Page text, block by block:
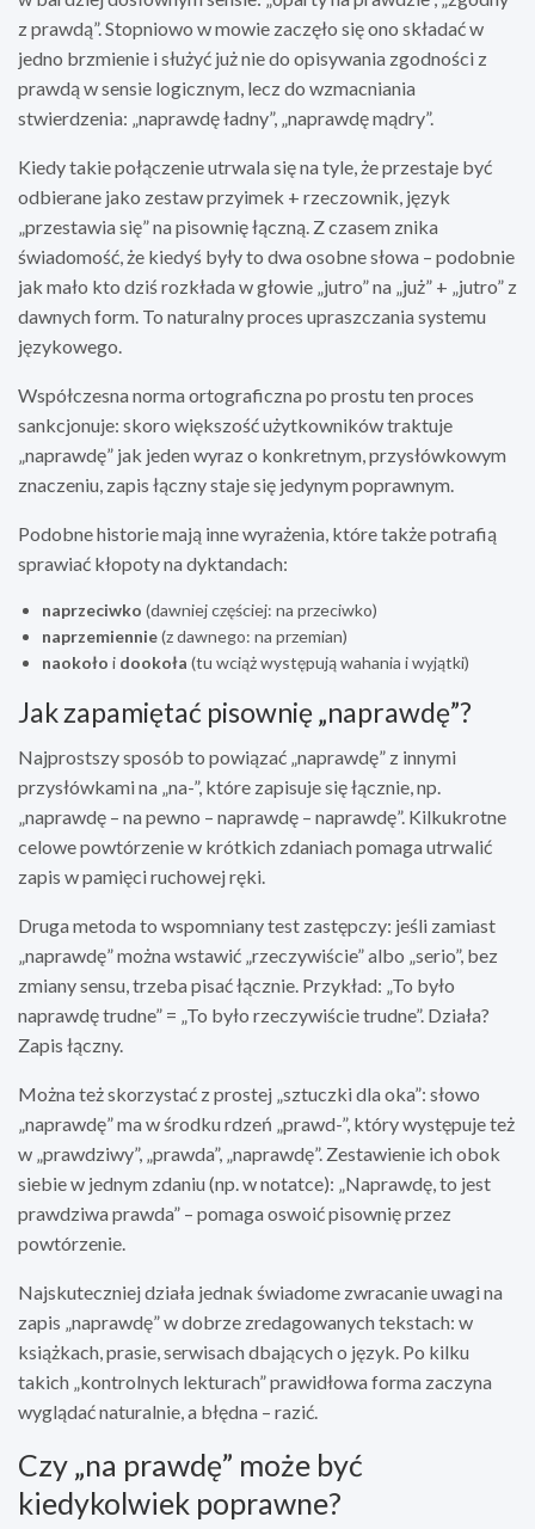
z prawdą”. Stopniowo w mowie zaczęło się ono składać w
jedno brzmienie i służyć już nie do opisywania zgodności z
prawdą w sensie logicznym, lecz do wzmacniania
stwierdzenia: „naprawdę ładny”, „naprawdę mądry”.
Kiedy takie połączenie utrwala się na tyle, że przestaje być
odbierane jako zestaw przyimek + rzeczownik, język
„przestawia się” na pisownię łączną. Z czasem znika
świadomość, że kiedyś były to dwa osobne słowa – podobnie
jak mało kto dziś rozkłada w głowie „jutro” na „już” + „jutro” z
dawnych form. To naturalny proces upraszczania systemu
językowego.
Współczesna norma ortograficzna po prostu ten proces
sankcjonuje: skoro większość użytkowników traktuje
„naprawdę” jak jeden wyraz o konkretnym, przysłówkowym
znaczeniu, zapis łączny staje się jedynym poprawnym.
Podobne historie mają inne wyrażenia, które także potrafią
sprawiać kłopoty na dyktandach:
naprzeciwko (dawniej częściej: na przeciwko)
naprzemiennie(z dawnego: na przemian)
naokoło i dookoła (tu wciąż występują wahania i wyjątki)
Jak zapamiętać pisownię „naprawdę”?
Najprostszy sposób to powiązać „naprawdę” z innymi
przysłówkami na „na-”, które zapisuje się łącznie, np.
„naprawdę – na pewno – naprawdę – naprawdę”. Kilkukrotne
celowe powtórzenie w krótkich zdaniach pomaga utrwalić
zapis w pamięci ruchowej ręki.
Druga metoda to wspomniany test zastępczy: jeśli zamiast
„naprawdę” można wstawić „rzeczywiście” albo „serio”, bez
zmiany sensu, trzeba pisać łącznie. Przykład: „To było
naprawdę trudne” = „To było rzeczywiście trudne”. Działa?
Zapis łączny.
Można też skorzystać z prostej „sztuczki dla oka”: słowo
„naprawdę” ma w środku rdzeń „prawd-”, który występuje też
w „prawdziwy”, „prawda”, „naprawdę”. Zestawienie ich obok
siebie w jednym zdaniu (np. w notatce): „Naprawdę, to jest
prawdziwa prawda” – pomaga oswoić pisownię przez
powtórzenie.
Najskuteczniej działa jednak świadome zwracanie uwagi na
zapis „naprawdę” w dobrze zredagowanych tekstach: w
książkach, prasie, serwisach dbających o język. Po kilku
takich „kontrolnych lekturach” prawidłowa forma zaczyna
wyglądać naturalnie, a błędna – razić.
Czy „na prawdę” może być
kiedykolwiek poprawne?